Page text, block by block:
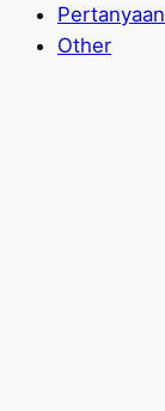
Pertanyaan
Other